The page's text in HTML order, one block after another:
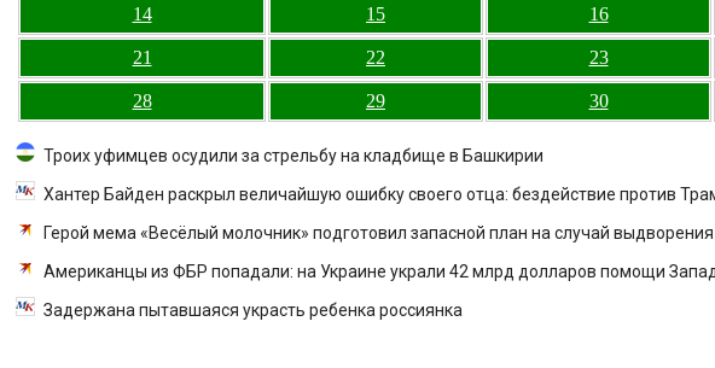
14 15 16
21 22 23
28 29 30
Троих уфимцев осудили за стрельбу на кладбище в Башкирии
Хантер Байден раскрыл величайшую ошибку своего отца: бездействие против
Герой мема «Весёлый молочник» подготовил запасной план на случай
Американцы из ФБР попадали: на Украине украли 42 млрд долларов помощи
Задержана пытавшаяся украсть ребенка россиянка